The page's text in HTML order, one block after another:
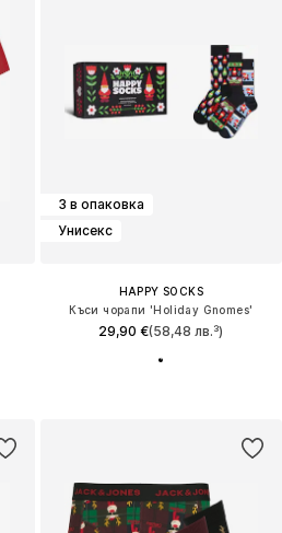
3 в опаковка
Унисекс
HAPPY SOCKS
Къси чорапи 'Holiday Gnomes'
29,90 €(58,48 лв.³)